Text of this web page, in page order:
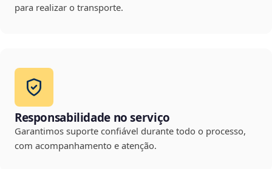
para realizar o transporte.
Responsabilidade no serviço
Garantimos suporte confiável durante todo o processo,
com acompanhamento e atenção.